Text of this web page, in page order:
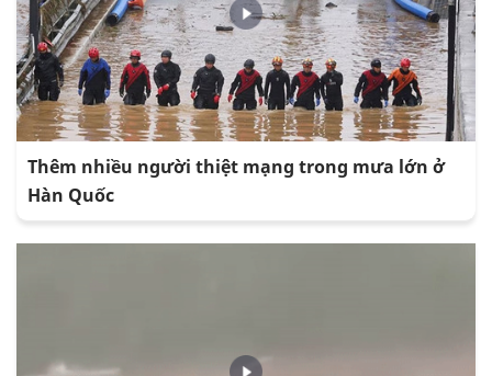
Thêm nhiều người thiệt mạng trong mưa lớn ở
Hàn Quốc